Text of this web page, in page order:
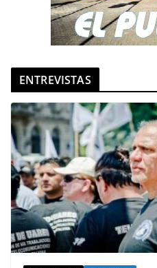
ENTREVISTAS